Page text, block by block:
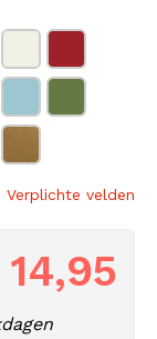
Verplichte velden